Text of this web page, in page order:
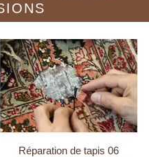
Réparation de tapis 06